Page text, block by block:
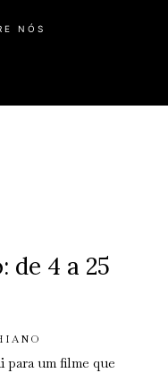
NÓS
de 4 a 25
para um filme que